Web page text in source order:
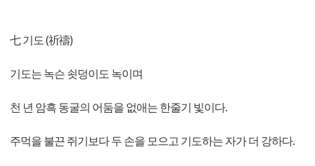
七 기도 (祈禱)
기도는 녹슨 쇳덩이도 녹이며
천 년 암흑 동굴의 어둠을 없애는 한줄기 빛이다.
주먹을 불끈 쥐기보다 두 손을 모으고 기도하는 자가 더 강하다.